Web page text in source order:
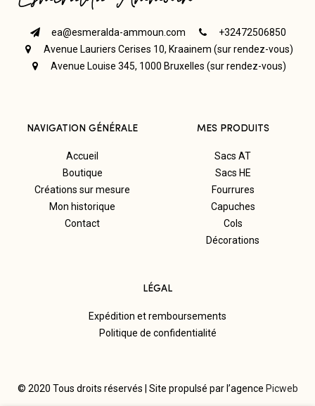
ea@esmeralda-ammoun.com
+32472506850
Avenue Lauriers Cerises 10, Kraainem (sur rendez-vous)
Avenue Louise 345, 1000 Bruxelles (sur rendez-vous)
NAVIGATION GÉNÉRALE
Accueil
Boutique
Créations sur mesure
Mon historique
Contact
MES PRODUITS
Sacs AT
Sacs HE
Fourrures
Capuches
Cols
Décorations
LÉGAL
Expédition et remboursements
Politique de confidentialité
© 2020 Tous droits réservés | Site propulsé par l’agence Picweb